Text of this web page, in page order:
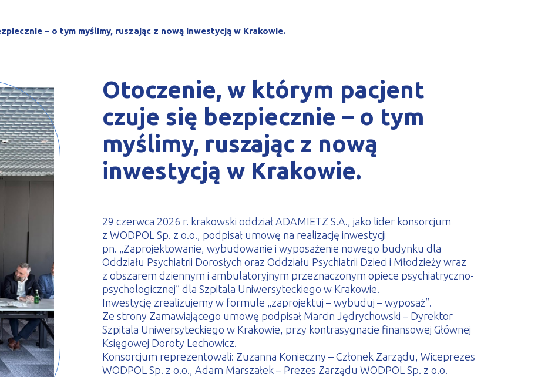
– o tym myślimy, ruszając z nową inwestycją w Krakowie.
Otoczenie, w którym pacjent
czuje się bezpiecznie – o tym
myślimy, ruszając z nową
inwestycją w Krakowie.
29 czerwca 2026 r. krakowski oddział ADAMIETZ S.A., jako lider konsorcjum
z WODPOL Sp. z o.o., podpisał umowę na realizację inwestycji
pn. „Zaprojektowanie, wybudowanie i wyposażenie nowego budynku dla
Oddziału Psychiatrii Dorosłych oraz Oddziału Psychiatrii Dzieci i Młodzieży wraz
z obszarem dziennym i ambulatoryjnym przeznaczonym opiece psychiatryczno-
psychologicznej” dla Szpitala Uniwersyteckiego w Krakowie.
Inwestycję zrealizujemy w formule „zaprojektuj – wybuduj – wyposaż”.
Ze strony Zamawiającego umowę podpisał Marcin Jędrychowski – Dyrektor
Szpitala Uniwersyteckiego w Krakowie, przy kontrasygnacie finansowej Głównej
Księgowej Doroty Lechowicz.
Konsorcjum reprezentowali: Zuzanna Konieczny – Członek Zarządu, Wiceprezes
WODPOL Sp. z o.o., Adam Marszałek – Prezes Zarządu WODPOL Sp. z o.o.